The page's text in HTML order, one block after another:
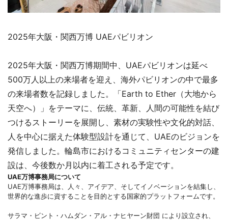
2025年大阪・関西万博 UAEパビリオン
2025年大阪・関西万博期間中、UAEパビリオンは延べ
500万人以上の来場者を迎え、海外パビリオンの中で最多
の来場者数を記録しました。「Earth to Ether（大地から
天空へ）」をテーマに、伝統、革新、人間の可能性を結び
つけるストーリーを展開し、素材の実験性や文化的対話、
人を中心に据えた体験型設計を通じて、UAEのビジョンを
発信しました。輪島市におけるコミュニティセンターの建
設は、今後数か月以内に着工される予定です。
UAE万博事務局について
UAE万博事務局は、人々、アイデア、そしてイノベーションを結集し、
世界的な進歩に資することを目的とする国家的プラットフォームです。
サラマ・ビント・ハムダン・アル・ナヒヤーン財団 により設立され、